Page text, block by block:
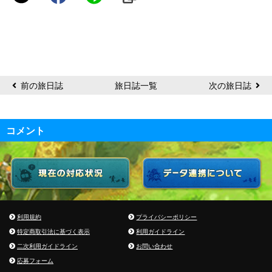
049
前の旅日誌 旅日誌一覧 次の旅日誌
コメント
利用規約
プライバシーポリシー
特定商取引法に基づく表示
利用ガイドライン
二次利用ガイドライン
お問い合わせ
応募フォーム